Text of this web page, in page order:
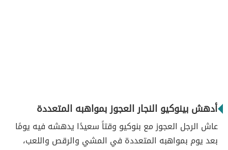
أدهش بينوكيو النجار العجوز بمواهبه المتعددة
عاش الرجل العجوز مع بنوكيو وقتاً سعيدًا يدهشه فيه يومًا
بعد يوم بمواهبه المتعددة في المشي والرقص واللعب،